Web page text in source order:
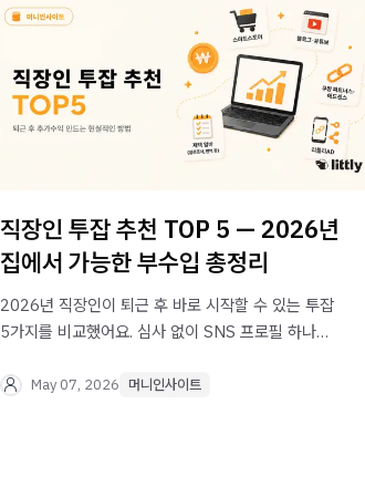
직장인 투잡 추천 TOP 5 — 2026년
집에서 가능한 부수입 총정리
2026년 직장인이 퇴근 후 바로 시작할 수 있는 투잡
5가지를 비교했어요. 심사 없이 SNS 프로필 하나로
May 07, 2026 머니인사이트